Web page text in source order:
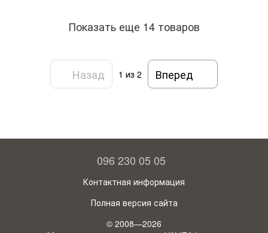
Показать еще 14 товаров
Назад 1 из 2 Вперед
096 230 05 05
Контактная информация
Полная версия сайта
© 2008—2026